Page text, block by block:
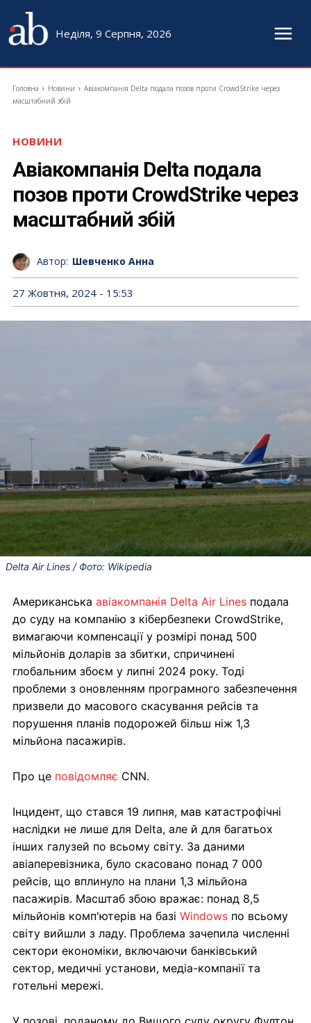
Неділя, 9 Серпня, 2026
Головна Новини
Авіакомпанія Delta подала позов проти CrowdStrike через
масштабний збій
НОВИНИ
Авіакомпанія Delta подала
позов проти CrowdStrike через
масштабний збій
Автор: Шевченко Анна
27 Жовтня, 2024 - 15:53
Delta Air Lines / Фото: Wikipedia
Американська авіакомпанія Delta Air Lines подала
до суду на компанію з кібербезпеки CrowdStrike,
вимагаючи компенсації у розмірі понад 500
мільйонів доларів за збитки, спричинені
глобальним збоєм у липні 2024 року. Тоді
проблеми з оновленням програмного забезпечення
призвели до масового скасування рейсів та
порушення планів подорожей більш ніж 1,3
мільйона пасажирів.
Про це повідомляє CNN.
Інцидент, що стався 19 липня, мав катастрофічні
наслідки не лише для Delta, але й для багатьох
інших галузей по всьому світу. За даними
авіаперевізника, було скасовано понад 7 000
рейсів, що вплинуло на плани 1,3 мільйона
пасажирів. Масштаб збою вражає: понад 8,5
мільйонів комп'ютерів на базі Windows по всьому
світу вийшли з ладу. Проблема зачепила численні
сектори економіки, включаючи банківський
сектор, медичні установи, медіа-компанії та
готельні мережі.